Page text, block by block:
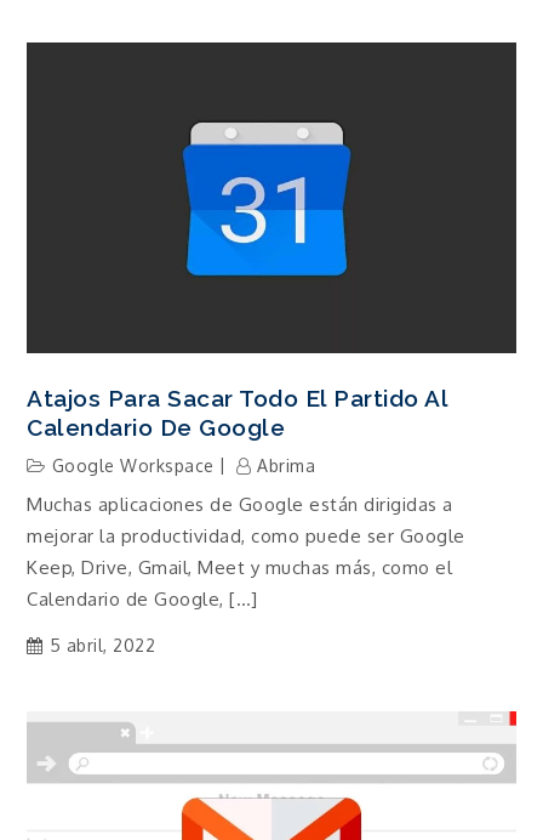
Atajos Para Sacar Todo El Partido Al
Calendario De Google
Google Workspace Abrima
Muchas aplicaciones de Google están dirigidas a
mejorar la productividad, como puede ser Google
Keep, Drive, Gmail, Meet y muchas más, como el
Calendario de Google, […]
5 abril, 2022